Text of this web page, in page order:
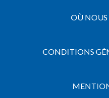
OÙ NOUS
CONDITIONS